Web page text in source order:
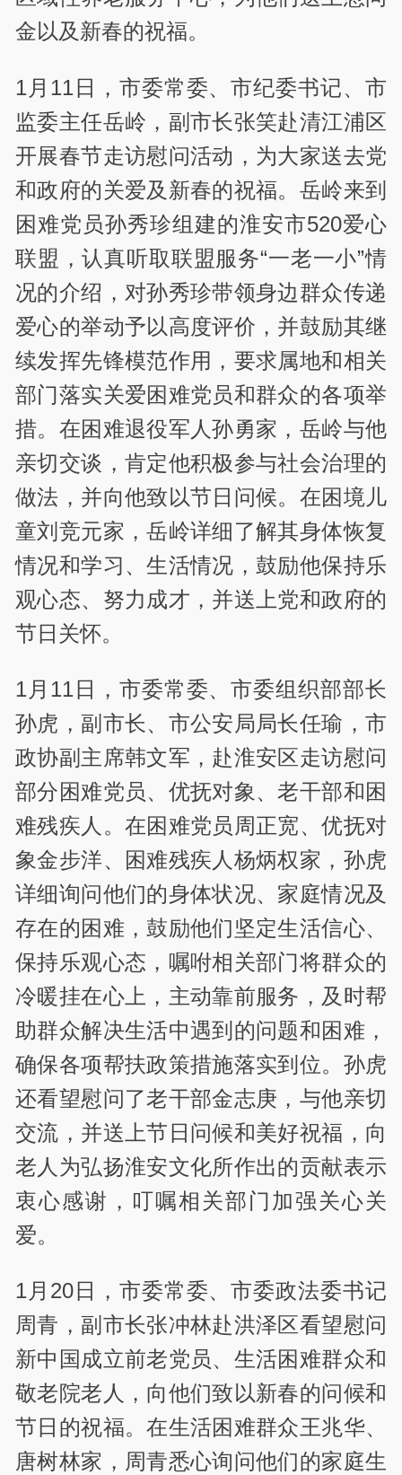
金以及新春的祝福。
1月11日，市委常委、市纪委书记、市
监委主任岳岭，副市长张笑赴清江浦区
开展春节走访慰问活动，为大家送去党
和政府的关爱及新春的祝福。岳岭来到
困难党员孙秀珍组建的淮安市520爱心
联盟，认真听取联盟服务“一老一小”情
况的介绍，对孙秀珍带领身边群众传递
爱心的举动予以高度评价，并鼓励其继
续发挥先锋模范作用，要求属地和相关
部门落实关爱困难党员和群众的各项举
措。在困难退役军人孙勇家，岳岭与他
亲切交谈，肯定他积极参与社会治理的
做法，并向他致以节日问候。在困境儿
童刘竞元家，岳岭详细了解其身体恢复
情况和学习、生活情况，鼓励他保持乐
观心态、努力成才，并送上党和政府的
节日关怀。
1月11日，市委常委、市委组织部部长
孙虎，副市长、市公安局局长任瑜，市
政协副主席韩文军，赴淮安区走访慰问
部分困难党员、优抚对象、老干部和困
难残疾人。在困难党员周正宽、优抚对
象金步洋、困难残疾人杨炳权家，孙虎
详细询问他们的身体状况、家庭情况及
存在的困难，鼓励他们坚定生活信心、
保持乐观心态，嘱咐相关部门将群众的
冷暖挂在心上，主动靠前服务，及时帮
助群众解决生活中遇到的问题和困难，
确保各项帮扶政策措施落实到位。孙虎
还看望慰问了老干部金志庚，与他亲切
交流，并送上节日问候和美好祝福，向
老人为弘扬淮安文化所作出的贡献表示
衷心感谢，叮嘱相关部门加强关心关
爱。
1月20日，市委常委、市委政法委书记
周青，副市长张冲林赴洪泽区看望慰问
新中国成立前老党员、生活困难群众和
敬老院老人，向他们致以新春的问候和
节日的祝福。在生活困难群众王兆华、
唐树林家，周青悉心询问他们的家庭生